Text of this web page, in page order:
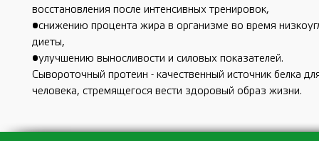
восстановления после интенсивных тренировок,
•снижению процента жира в организме во время
диеты,
•улучшению выносливости и силовых показателей.
Сывороточный протеин - качественный источник белка
человека, стремящегося вести здоровый образ жизни.